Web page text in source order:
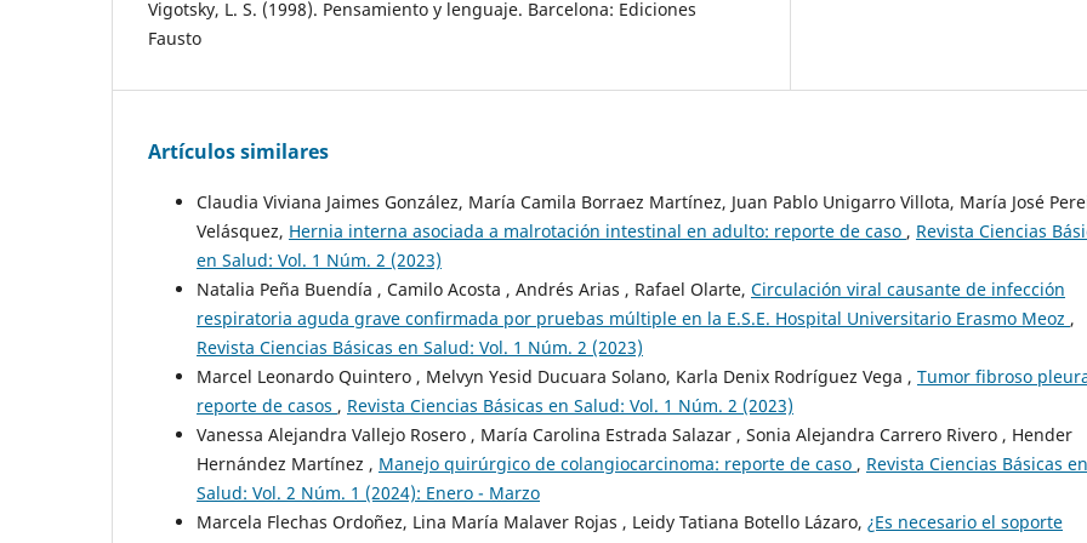
Vigotsky, L. S. (1998). Pensamiento y lenguaje. Barcelona: Ediciones
Fausto
Artículos similares
Claudia Viviana Jaimes González, María Camila Borraez Martínez, Juan Pablo Unigarro Villota, María José
Velásquez, Hernia interna asociada a malrotación intestinal en adulto: reporte de caso , Revista Ciencias
en Salud: Vol. 1 Núm. 2 (2023)
Natalia Peña Buendía , Camilo Acosta , Andrés Arias , Rafael Olarte, Circulación viral causante de infección
respiratoria aguda grave confirmada por pruebas múltiple en la E.S.E. Hospital Universitario Erasmo Meoz ,
Revista Ciencias Básicas en Salud: Vol. 1 Núm. 2 (2023)
Marcel Leonardo Quintero , Melvyn Yesid Ducuara Solano, Karla Denix Rodríguez Vega , Tumor fibroso
reporte de casos , Revista Ciencias Básicas en Salud: Vol. 1 Núm. 2 (2023)
Vanessa Alejandra Vallejo Rosero , María Carolina Estrada Salazar , Sonia Alejandra Carrero Rivero , Hender
Hernández Martínez , Manejo quirúrgico de colangiocarcinoma: reporte de caso , Revista Ciencias Básicas en
Salud: Vol. 2 Núm. 1 (2024): Enero - Marzo
Marcela Flechas Ordoñez, Lina María Malaver Rojas , Leidy Tatiana Botello Lázaro, ¿Es necesario el soporte